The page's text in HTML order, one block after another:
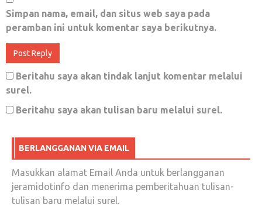
Rizieqem Dellendam Esse
November 21, 2018
Resiko pejuang politik
Reuni 212, apakah masih perlu?
Desember 1, 2019 0
Simpan nama, email, dan situs web saya pada
peramban ini untuk komentar saya berikutnya.
Beritahu saya akan tindak lanjut komentar melalui
surel.
Beritahu saya akan tulisan baru melalui surel.
BERLANGGANAN VIA EMAIL
Masukkan alamat Email Anda untuk berlangganan
jeramidotinfo dan menerima pemberitahuan tulisan-
tulisan baru melalui surel.